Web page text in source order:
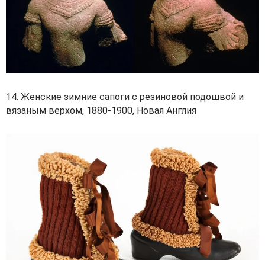
14. Женские зимние сапоги с резиновой подошвой и
вязаным верхом, 1880-1900, Новая Англия